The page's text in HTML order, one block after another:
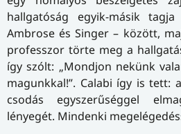
hallgatóság egyik-másik
Ambrose és Singer – között,
professzor törte meg a
így szólt: „Mondjon nekünk
magunkkal!”. Calabi így is tett:
csodás egyszerűséggel
lényegét. Mindenki